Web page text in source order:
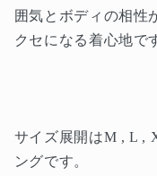
囲気とボディの相性
クセになる着心地で
サイズ展開はM , L ,
ングです。